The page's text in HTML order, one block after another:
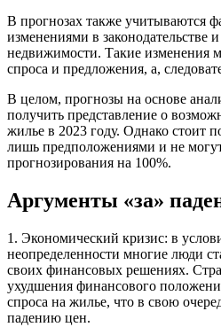
В прогнозах также учитываются
изменениями в законодательстве
недвижимости. Такие изменения
спроса и предложения, а,
В целом, прогнозы на основе
получить представление о
жилье в 2023 году. Однако стоит
лишь предположениями и не
прогнозирования на 100%.
Аргументы «за»
1. Экономический кризис: в
неопределенности многие люди
своих финансовых решениях.
ухудшения финансового
спроса на жилье, что в свою
падению цен.